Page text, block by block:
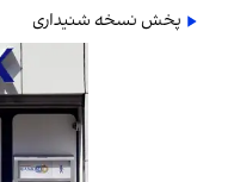
پخش نسخه شنیداری